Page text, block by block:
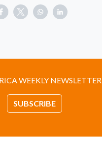
WEEKLY NEWSLETTER
SUBSCRIBE